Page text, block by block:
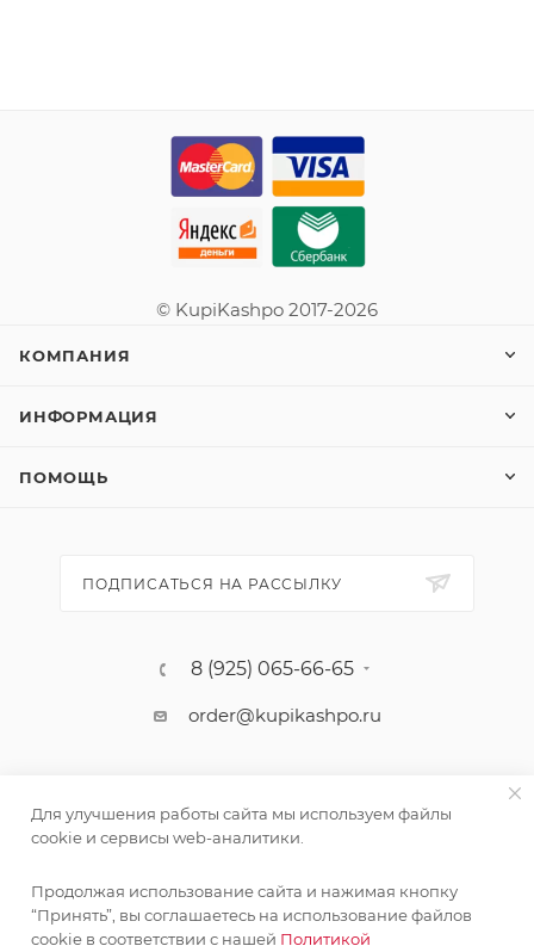
© KupiKashpo 2017-2026
КОМПАНИЯ
ИНФОРМАЦИЯ
ПОМОЩЬ
ПОДПИСАТЬСЯ НА РАССЫЛКУ
8 (925) 065-66-65
order@kupikashpo.ru
Поставка живых растений осуществляется под заказ
сроком 3-4 недели с минимальной суммой заказа 10000
Для улучшения работы сайта мы используем файлы
cookie и сервисы web-аналитики.
Продолжая использование сайта и нажимая кнопку
“Принять”, вы соглашаетесь на использование файлов
cookie в соответствии с нашей Политикой